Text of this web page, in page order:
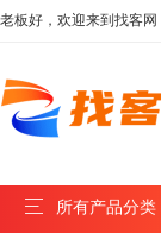
老板好，欢迎来到找客网
 所有产品分类